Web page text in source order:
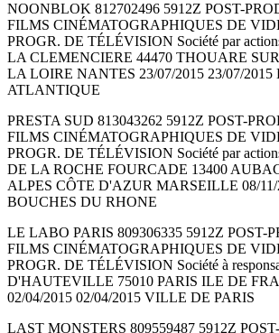
NOONBLOK 812702496 5912Z POST-
FILMS CINÉMATOGRAPHIQUES DE
PROGR. DE TÉLÉVISION Société par
LA CLEMENCIERE 44470 THOUARE
LA LOIRE NANTES 23/07/2015 23/07/2015
ATLANTIQUE
PRESTA SUD 813043262 5912Z POST-
FILMS CINÉMATOGRAPHIQUES DE
PROGR. DE TÉLÉVISION Société par
DE LA ROCHE FOURCADE 13400
ALPES CÔTE D'AZUR MARSEILLE 08/11/
BOUCHES DU RHONE
LE LABO PARIS 809306335 5912Z POST-
FILMS CINÉMATOGRAPHIQUES DE
PROGR. DE TÉLÉVISION Société à
D'HAUTEVILLE 75010 PARIS ILE DE
02/04/2015 02/04/2015 VILLE DE PARIS
LAST MONSTERS 809559487 5912Z